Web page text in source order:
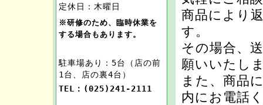
定休日：木曜日
※研修のため、臨時休業を
する場合もあります。
駐車場あり：5台（店の前
1台、店の裏4台）
TEL：(025)241-2111
商品により
す。
その場合、
願いいたし
また、商品
内にお電話